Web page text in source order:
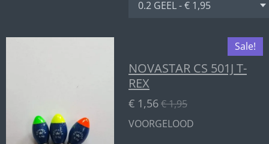
Sale!
NOVASTAR CS 501J T-
REX
€ 1,56€ 1,95
VOORGELOOD